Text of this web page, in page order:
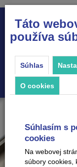
Táto
používa
Súhlas
O cookies
Súhlasím s
cookies
Na webovej
súbory cookies,